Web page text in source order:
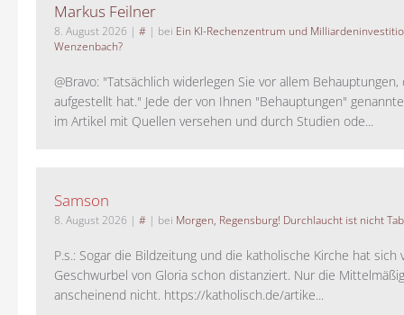
Markus Feilner
8. August 2026 | # | bei Ein KI-Rechenzentrum und
Wenzenbach?
@Bravo: "Tatsächlich widerlegen Sie vor allem
aufgestellt hat." Jede der von Ihnen "Behauptungen"
im Artikel mit Quellen versehen und durch Studien ode...
Samson
8. August 2026 | # | bei Morgen, Regensburg! Durchlaucht ist nicht
P.s.: Sogar die Bildzeitung und die katholische Kirche hat sich
Geschwurbel von Gloria schon distanziert. Nur die
anscheinend nicht. https://katholisch.de/artike...